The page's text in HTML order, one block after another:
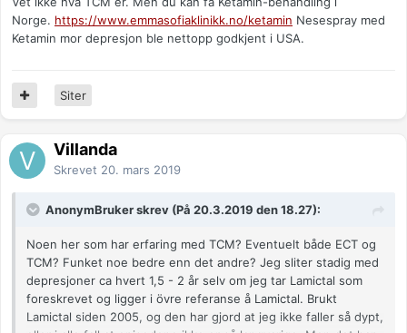
Norge. https://www.emmasofiaklinikk.no/ketamin Nesespray med
Ketamin mor depresjon ble nettopp godkjent i USA.
Siter
Villanda
Skrevet 20. mars 2019
AnonymBruker skrev (På 20.3.2019 den 18.27):
Noen her som har erfaring med TCM? Eventuelt både ECT og
TCM? Funket noe bedre enn det andre? Jeg sliter stadig med
depresjoner ca hvert 1,5 - 2 år selv om jeg tar Lamictal som
foreskrevet og ligger i övre referanse å Lamictal. Brukt
Lamictal siden 2005, og den har gjord at jeg ikke faller så dypt,